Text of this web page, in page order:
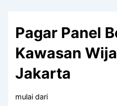
Pagar Panel
Kawasan
Jakarta
mulai dari